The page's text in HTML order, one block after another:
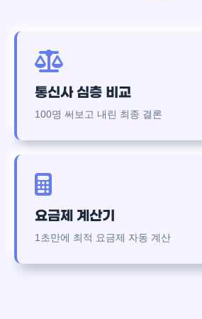
통신사 심층 비교
100명 써보고 내린 최종 결론
요금제 계산기
1초만에 최적 요금제 자동 계산